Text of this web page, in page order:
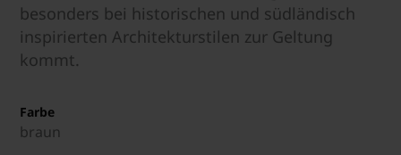
besonders bei historischen und südländisch
inspirierten Architekturstilen zur Geltung
kommt.
Farbe
braun